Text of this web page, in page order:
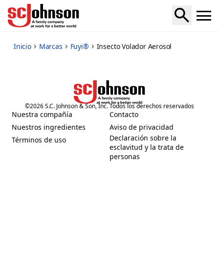
insecto-volador-aerosol
Inicio Marcas Fuyi® Insecto Volador Aerosol
©2026S.C. Johnson & Son, Inc. Todos los derechos reservados
Nuestra compañía
(Opens in a new tab)
Nuestros ingredientes
(Opens in a new tab)
Términos de uso
(Opens in a new tab)
Contacto
(Opens in a new tab)
Aviso de privacidad
(Opens in a new tab)
Declaración sobre la
esclavitud y la trata de
personas
(Opens in a new tab)